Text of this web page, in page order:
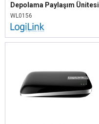
Depolama Paylaşım Ünitesi
WL0156